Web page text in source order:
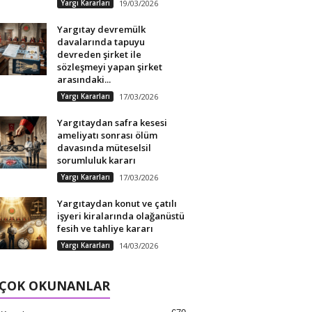
Yargı Kararları 19/03/2026
Yargıtay devremülk
davalarında tapuyu
devreden şirket ile
sözleşmeyi yapan şirket
arasındaki...
Yargı Kararları 17/03/2026
Yargıtaydan safra kesesi
ameliyatı sonrası ölüm
davasında müteselsil
sorumluluk kararı
Yargı Kararları 17/03/2026
Yargıtaydan konut ve çatılı
işyeri kiralarında olağanüstü
fesih ve tahliye kararı
Yargı Kararları 14/03/2026
OKUNANLAR